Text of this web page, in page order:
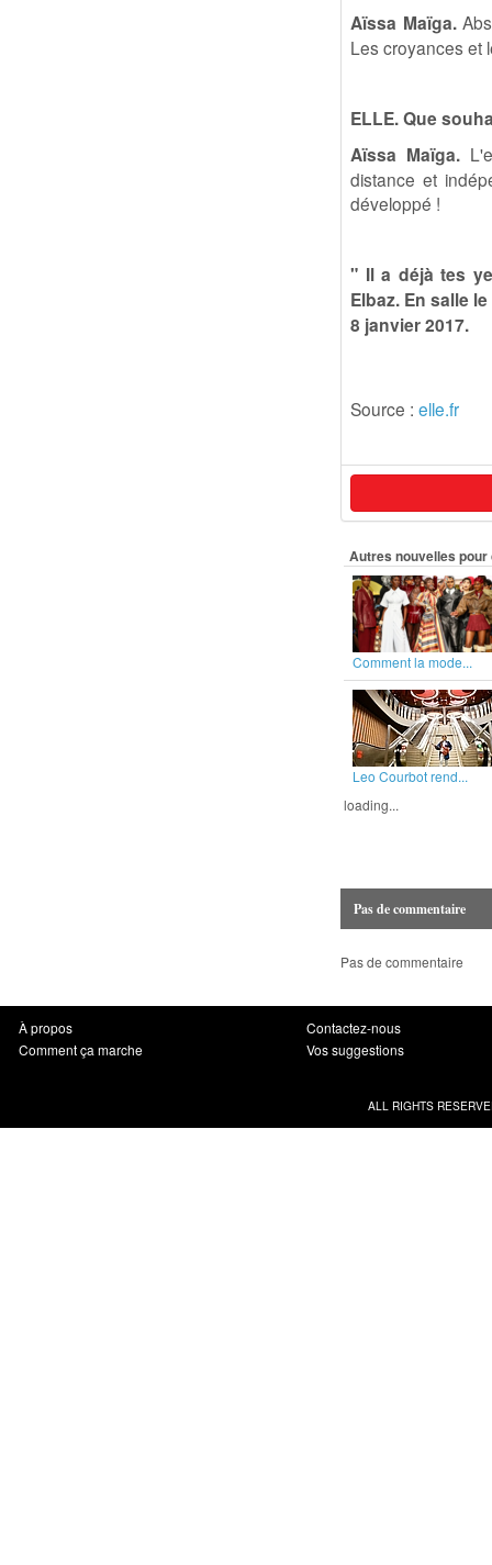
Aïssa Maïga.
Les croyances et
ELLE. Que
Aïssa Maïga.
distance et
développé !
" Il a déjà tes
Elbaz. En salle
8 janvier 2017.
Source : elle.fr
Autres nouvelles
Comment la mode...
Leo Courbot rend...
loading...
Pas de commentaire
Pas de commentaire
À propos
Comment ça marche
Contactez-nous
Vos suggestions
ALL RIGHTS